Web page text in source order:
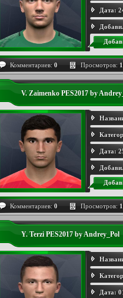
Дата:
Комментариев: 0 Просмотров:
V. Zaimenko PES2017 by
Дата:
Комментариев: 0 Просмотров:
Y. Terzi PES2017 by Andrey_Pol
Дата: